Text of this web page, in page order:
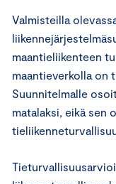
Valmisteilla
maantieliikenteen
maantieverkolla on
Suunnitelmalle
matalaksi, eikä sen